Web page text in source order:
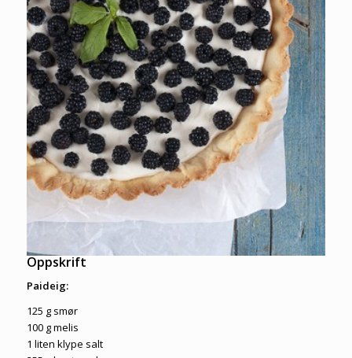
Oppskrift
Paideig:
125 g smør
100 g melis
1 liten klype salt